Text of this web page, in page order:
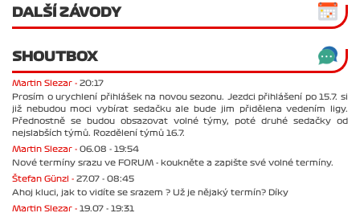
DALŠÍ ZÁVODY
SHOUTBOX
Martin Slezar - 20:17
Prosím o urychlení přihlášek na novou sezonu. Jezdci přihlášení po 15.7. si
již nebudou moci vybírat sedačku ale bude jim přidělena vedením ligy.
Přednostně se budou obsazovat volné týmy, poté druhé sedačky od
nejslabších týmů. Rozdělení týmů 16.7.
Martin Slezar - 06.08 - 19:54
Nové termíny srazu ve FORUM - koukněte a zapište své volné termíny.
Štefan Günzl - 27.07 - 08:45
Ahoj kluci, jak to vidíte se srazem ? Už je nějaký termín? Díky
Martin Slezar - 19.07 - 19:31